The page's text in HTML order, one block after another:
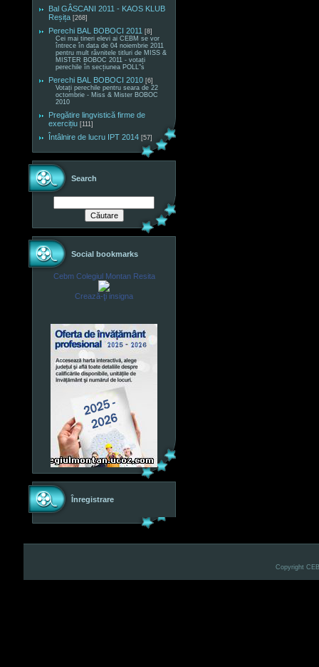
Bal GÂSCANI 2011 - KAOS KLUB
Reșița [268]
Perechi BAL BOBOCI 2011 [8]
Cei mai tineri elevi ai CEBM se vor
întrece în data de 04 noiembrie 2011
pentru mult râvnitele titluri de MISS &
MISTER BOBOC 2011 - votați
perechile în secțiunea POLL"s
Perechi BAL BOBOCI 2010 [6]
Votați perechile pentru seara de 22
octombrie - Miss & Mister BOBOC
2010
Pregătire lingvistică firme de
exercițiu [111]
Întâlnire de lucru IPT 2014 [57]
Search
Social bookmarks
Cebm Colegiul Montan Resita
Crează-ţi insigna
Înregistrare
Copyright